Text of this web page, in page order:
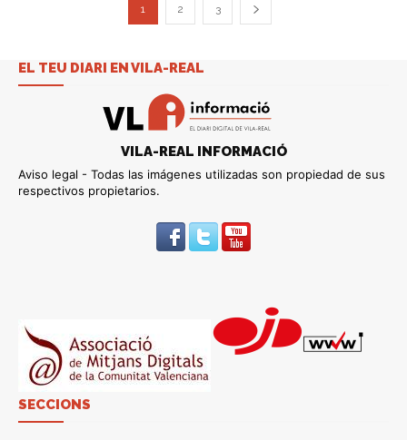
1 2 3
EL TEU DIARI EN VILA-REAL
VILA-REAL INFORMACIÓ
Aviso legal - Todas las imágenes utilizadas son propiedad de sus
respectivos propietarios.
SECCIONS